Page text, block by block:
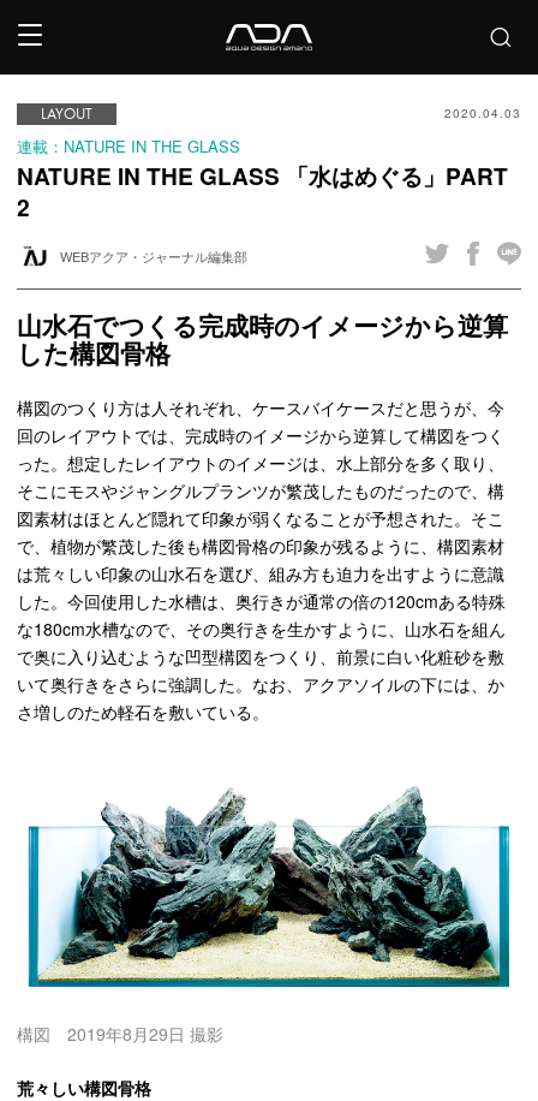
LAYOUT 2020.04.03
連載：NATURE IN THE GLASS
NATURE IN THE GLASS 「水はめぐる」PART
2
WEBアクア・ジャーナル編集部
山水石でつくる完成時のイメージから逆算
した構図骨格
構図のつくり方は人それぞれ、ケースバイケースだと思うが、今
回のレイアウトでは、完成時のイメージから逆算して構図をつく
った。想定したレイアウトのイメージは、水上部分を多く取り、
そこにモスやジャングルプランツが繁茂したものだったので、構
図素材はほとんど隠れて印象が弱くなることが予想された。そこ
で、植物が繁茂した後も構図骨格の印象が残るように、構図素材
は荒々しい印象の山水石を選び、組み方も迫力を出すように意識
した。今回使用した水槽は、奥行きが通常の倍の120cmある特殊
な180cm水槽なので、その奥行きを生かすように、山水石を組ん
で奥に入り込むような凹型構図をつくり、前景に白い化粧砂を敷
いて奥行きをさらに強調した。なお、アクアソイルの下には、か
さ増しのため軽石を敷いている。
構図 2019年8月29日 撮影
荒々しい構図骨格